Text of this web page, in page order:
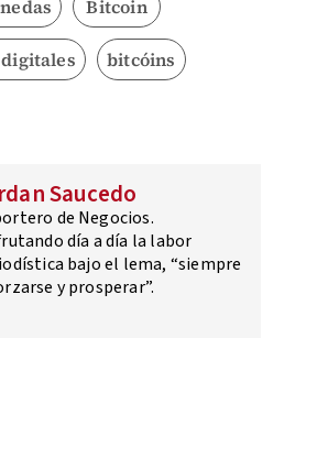
Bitcoin
bitcóins
Saucedo
de Negocios.
día a día la labor
bajo el lema, “siempre
y prosperar”.